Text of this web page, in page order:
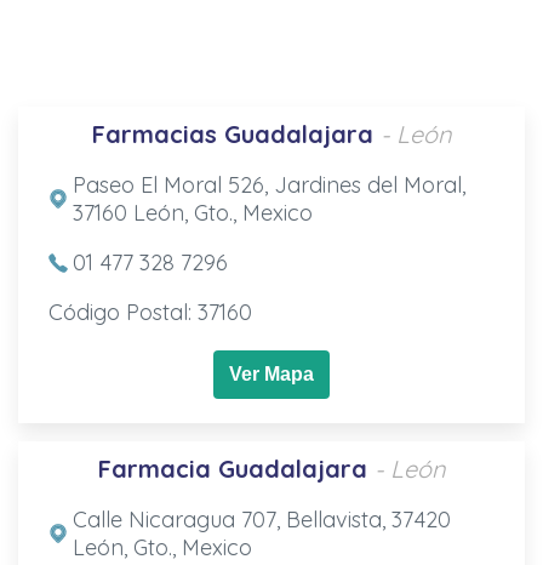
Farmacias Guadalajara - León
Paseo El Moral 526, Jardines del Moral,
37160 León, Gto., Mexico
01 477 328 7296
Código Postal: 37160
Ver Mapa
Farmacia Guadalajara - León
Calle Nicaragua 707, Bellavista, 37420
León, Gto., Mexico